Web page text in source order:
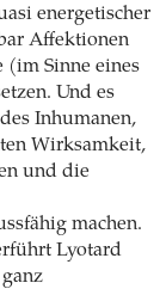
energetischer
Affektionen
(im Sinne eines
Und es
Inhumanen,
Wirksamkeit,
und die
machen.
Lyotard